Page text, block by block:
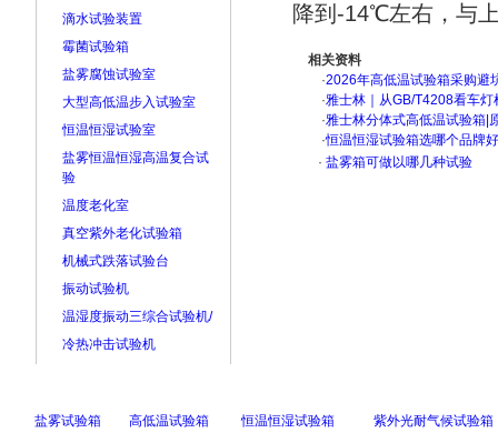
滴水试验装置
霉菌试验箱
盐雾腐蚀试验室
大型高低温步入试验室
恒温恒湿试验室
盐雾恒温恒湿高温复合试
验
温度老化室
真空紫外老化试验箱
机械式跌落试验台
振动试验机
温湿度振动三综合试验机/
冷热冲击试验机
降到-14℃左右，与
相关资料
·2026年高低温试验箱采购
·雅士林｜从GB/T4208看车
·雅士林分体式高低温试验箱|
·恒温恒湿试验箱选哪个品牌
· 盐雾箱可做以哪几种试验
盐雾试验箱 高低温试验箱 恒温恒湿试验箱
紫外光耐气候试验箱